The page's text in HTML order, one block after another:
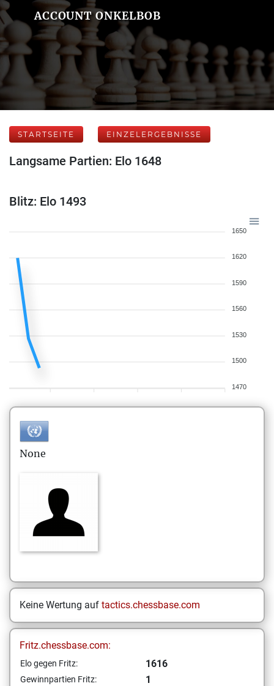
ACCOUNT ONKELBOB
STARTSEITE EINZELERGEBNISSE
Langsame Partien: Elo 1648
Blitz: Elo 1493
1650
1620
1590
1560
1530
1500
1470
None
Keine Wertung auf tactics.chessbase.com
Fritz.chessbase.com:
Elo gegen Fritz: 1616
Gewinnpartien Fritz: 1